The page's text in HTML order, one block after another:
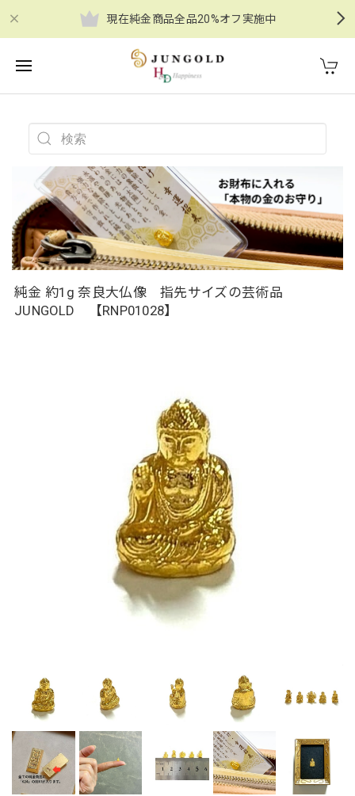
現在純金商品全品20%オフ実施中
純金 約1g 奈良大仏像 指先サイズの芸術品
JUNGOLD 【RNP01028】